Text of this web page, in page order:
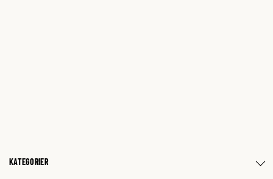
KATEGORIER